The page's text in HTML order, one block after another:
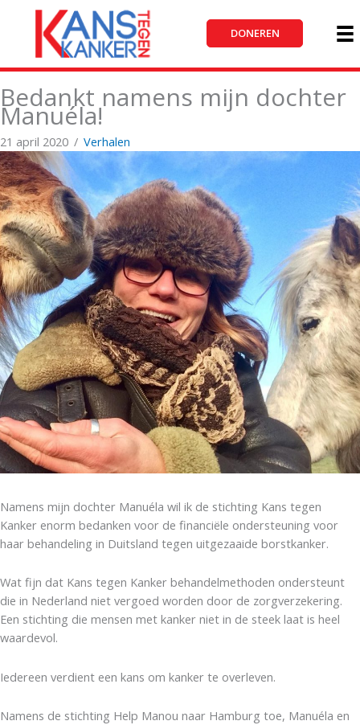
inhoud
DONEREN
Bedankt namens mijn dochter
Manuéla!
21 april 2020 / Verhalen
Namens mijn dochter Manuéla wil ik de stichting Kans tegen
Kanker enorm bedanken voor de financiële ondersteuning voor
haar behandeling in Duitsland tegen uitgezaaide borstkanker.
Wat fijn dat Kans tegen Kanker behandelmethoden ondersteunt
die in Nederland niet vergoed worden door de zorgverzekering.
Een stichting die mensen met kanker niet in de steek laat is heel
waardevol.
Iedereen verdient een kans om kanker te overleven.
Namens de stichting Help Manou naar Hamburg toe, Manuéla en